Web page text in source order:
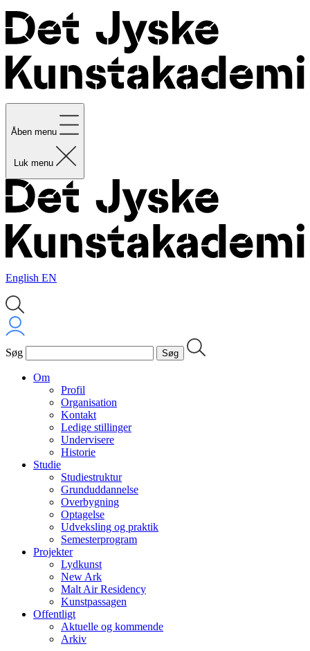
Åben menu
Luk menu
English EN
Søg
Om
Profil
Organisation
Kontakt
Ledige stillinger
Undervisere
Historie
Studie
Studiestruktur
Grunduddannelse
Overbygning
Optagelse
Udveksling og praktik
Semesterprogram
Projekter
Lydkunst
New Ark
Malt Air Residency
Kunstpassagen
Offentligt
Aktuelle og kommende
Arkiv